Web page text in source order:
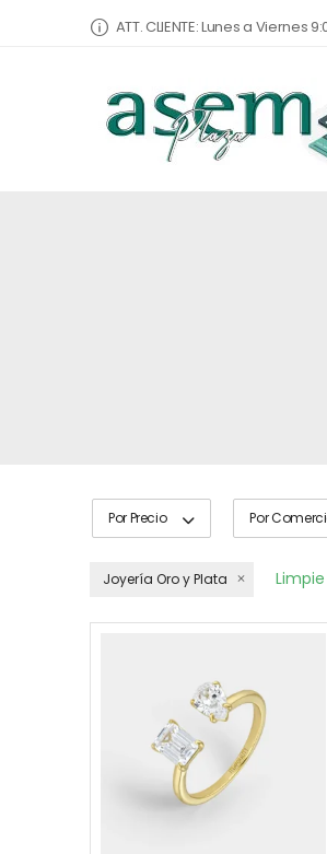
ATT. CLIENTE: Lunes a Viernes
Por Precio Por
Joyería Oro y Plata